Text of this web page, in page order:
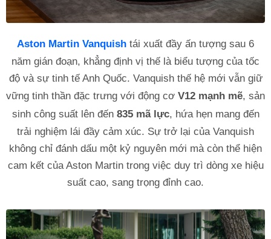
Aston Martin Vanquish tái xuất đầy ấn tượng sau 6
năm gián đoạn, khẳng định vị thế là biểu tượng của tốc
độ và sự tinh tế Anh Quốc. Vanquish thế hệ mới vẫn giữ
vững tinh thần đặc trưng với động cơ V12 mạnh mẽ, sản
sinh công suất lên đến 835 mã lực, hứa hẹn mang đến
trải nghiệm lái đầy cảm xúc. Sự trở lại của Vanquish
không chỉ đánh dấu một kỷ nguyên mới mà còn thể hiện
cam kết của Aston Martin trong việc duy trì dòng xe hiệu
suất cao, sang trọng đỉnh cao.